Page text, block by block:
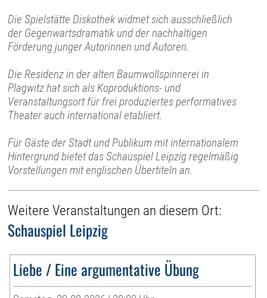
Die Spielstätte Diskothek widmet sich ausschließlich
der Gegenwartsdramatik und der nachhaltigen
Förderung junger Autorinnen und Autoren.
Die Residenz in der alten Baumwollspinnerei in
Plagwitz hat sich als Koproduktions- und
Veranstaltungsort für frei produziertes performatives
Theater auch international etabliert.
Für Gäste der Stadt und Publikum mit internationalem
Hintergrund bietet das Schauspiel Leipzig regelmäßig
Vorstellungen mit englischen Übertiteln an.
Weitere Veranstaltungen an diesem Ort:
Schauspiel Leipzig
Liebe / Eine argumentative Übung